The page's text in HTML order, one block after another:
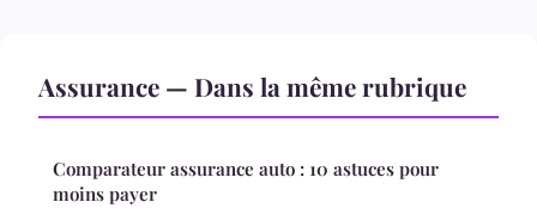
Assurance — Dans la même rubrique
Comparateur assurance auto : 10 astuces pour
moins payer